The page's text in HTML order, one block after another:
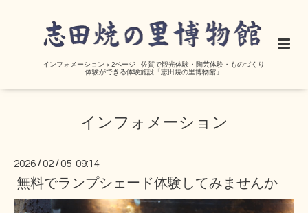
インフォメーション > 2ページ - 佐賀で観光体験・陶芸体験・ものづくり
体験ができる体験施設「志田焼の里博物館」
インフォメーション
2026 /02 /05 09:14
無料でランプシェード体験してみませんか